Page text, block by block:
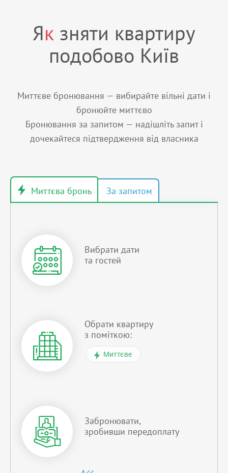
Як зняти квартиру
подобово Київ
Миттєве бронювання — вибирайте вільні дати і
бронюйте миттєво
Бронювання за запитом — надішліть запит і
дочекайтеся підтвердження від власника
Вибрати дати
та гостей
Обрати квартиру
з поміткою:
Миттєве
Забронювати,
зробивши передоплату